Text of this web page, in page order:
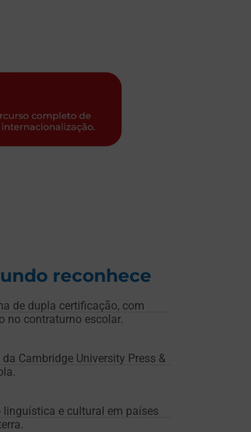
reconhece
de dupla certificação, com
no contraturno escolar.
Cambridge University Press &
linguística e cultural em países